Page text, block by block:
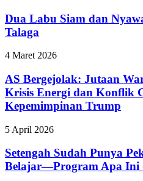
Dua Labu Siam dan
Talaga
4 Maret 2026
AS Bergejolak: Jutaan
Krisis Energi dan Konflik
Kepemimpinan Trump
5 April 2026
Setengah Sudah Punya
Belajar—Program Apa Ini